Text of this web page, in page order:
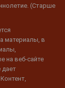
(Старше
материалы, в
на веб-сайте
дает